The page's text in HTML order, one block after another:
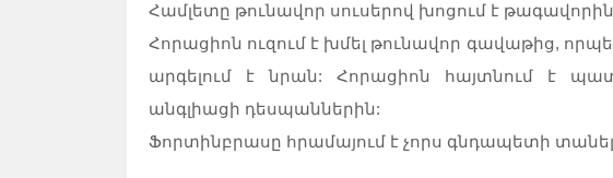
Համլետը թունավոր սուսերով խոցում է թագավորին
Հորացիոն ուզում է խմել թունավոր գավաթից,
արգելում է նրան: Հորացիոն հայտնում է
անգլիացի դեսպաններին:
Ֆորտինբրասը հրամայում է չորս գնդապետի